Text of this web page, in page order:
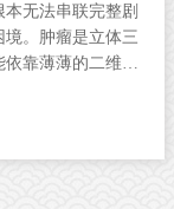
无法串联完整剧
。肿瘤是立体三
靠薄薄的二维切
关键病变区域，
细胞》（Cell）